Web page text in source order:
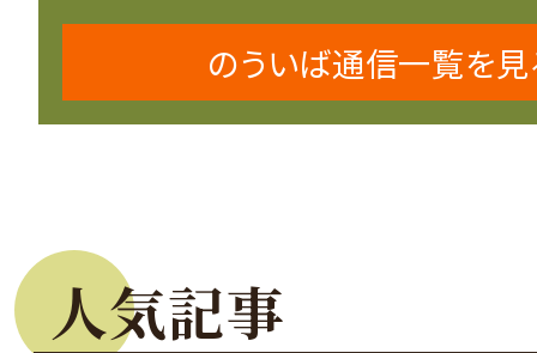
のういば通信一覧を
人気記事